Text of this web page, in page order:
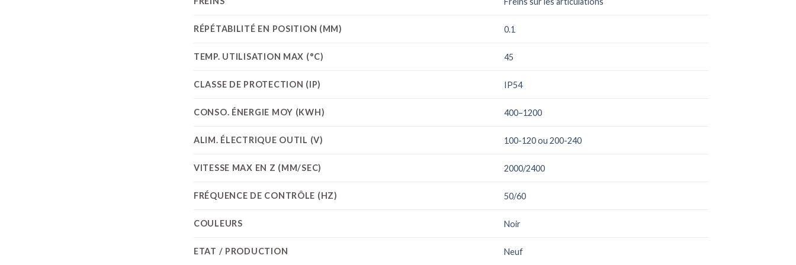
RÉPÉTABILITÉ EN POSITION (MM) 0.1
TEMP. UTILISATION MAX (°C) 45
CLASSE DE PROTECTION (IP) IP54
CONSO. ÉNERGIE MOY (KWH) 400–1200
ALIM. ÉLECTRIQUE OUTIL (V) 100-120 ou 200-240
VITESSE MAX EN Z (MM/SEC) 2000/2400
FRÉQUENCE DE CONTRÔLE (HZ) 50/60
COULEURS Noir
ETAT / PRODUCTION Neuf